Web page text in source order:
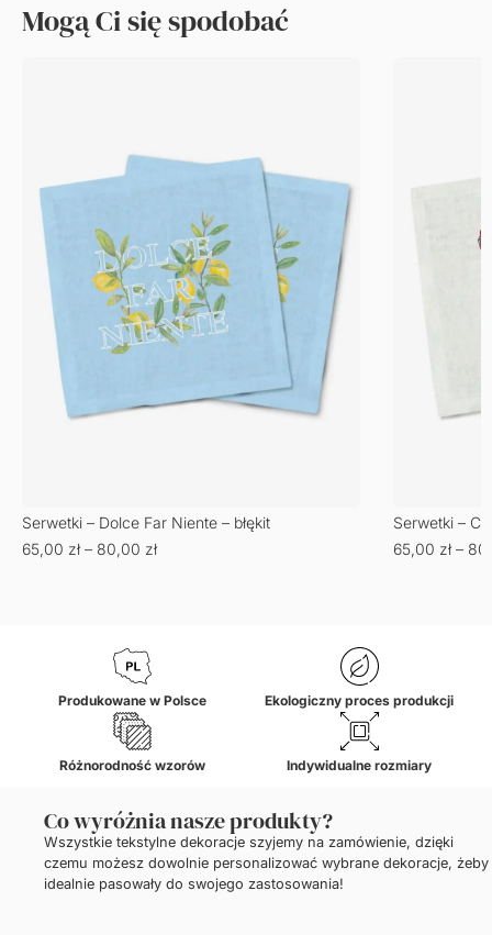
Mogą Ci się spodobać
Serwetki – Dolce Far Niente – błękit
65,00 zł – 80,00 zł
Serwetki –
65,00 zł –
Produkowane w Polsce Ekologiczny proces produkcji
Różnorodność wzorów Indywidualne rozmiary
Co wyróżnia nasze produkty?
Wszystkie tekstylne dekoracje szyjemy na zamówienie, dzięki
czemu możesz dowolnie personalizować wybrane dekoracje, żeby
idealnie pasowały do swojego zastosowania!